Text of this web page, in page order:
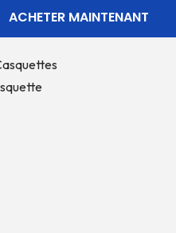
ACHETER MAINTENANT